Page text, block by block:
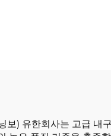
보) 유한회사는 고급 내